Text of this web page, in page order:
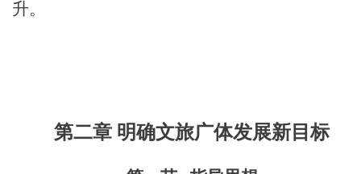
升。
第二章 明确文旅广体发展新目标